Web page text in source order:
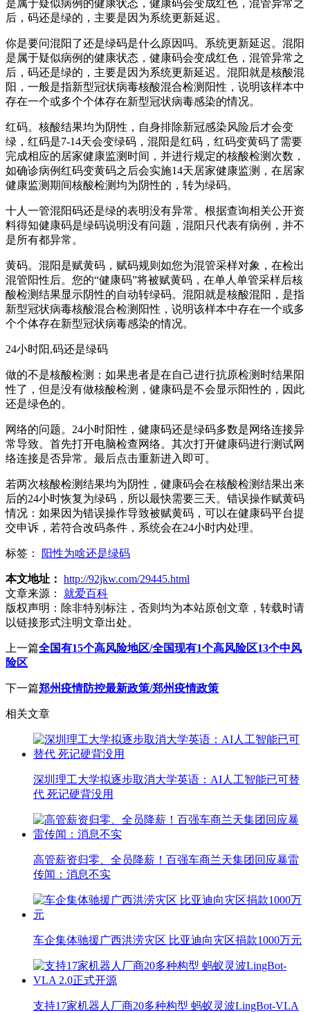
是属于疑似病例的健康状态，健康码会变成红色，混管异常之
后，码还是绿的，主要是因为系统更新延迟。
你是要问混阳了还是绿码是什么原因吗。系统更新延迟。混阳
是属于疑似病例的健康状态，健康码会变成红色，混管异常之
后，码还是绿的，主要是因为系统更新延迟。混阳就是核酸混
阳，一般是指新型冠状病毒核酸混合检测阳性，说明该样本中
存在一个或多个个体存在新型冠状病毒感染的情况。
红码。核酸结果均为阴性，自身排除新冠感染风险后才会变
绿，红码是7-14天会变绿码，混阳是红码，红码变黄码了需要
完成相应的居家健康监测时间，并进行规定的核酸检测次数，
如确诊病例红码变黄码之后会实施14天居家健康监测，在居家
健康监测期间核酸检测均为阴性的，转为绿码。
十人一管混阳码还是绿的表明没有异常。根据查询相关公开资
料得知健康码是绿码说明没有问题，混阳只代表有病例，并不
是所有都异常。
黄码。混阳是赋黄码，赋码规则如您为混管采样对象，在检出
混管阳性后。您的“健康码”将被赋黄码，在单人单管采样后核
酸检测结果显示阴性的自动转绿码。混阳就是核酸混阳，是指
新型冠状病毒核酸混合检测阳性，说明该样本中存在一个或多
个个体存在新型冠状病毒感染的情况。
24小时阳,码还是绿码
做的不是核酸检测：如果患者是在自己进行抗原检测时结果阳
性了，但是没有做核酸检测，健康码是不会显示阳性的，因此
还是绿色的。
网络的问题。24小时阳性，健康码还是绿码多数是网络连接异
常导致。首先打开电脑检查网络。其次打开健康码进行测试网
络连接是否异常。最后点击重新进入即可。
若两次核酸检测结果均为阴性，健康码会在核酸检测结果出来
后的24小时恢复为绿码，所以最快需要三天。错误操作赋黄码
情况：如果因为错误操作导致被赋黄码，可以在健康码平台提
交申诉，若符合改码条件，系统会在24小时内处理。
标签： 阳性为啥还是绿码
本文地址： http://92jkw.com/29445.html
文章来源：
就爱百科
版权声明： 除非特别标注，否则均为本站原创文章，转载时请
以链接形式注明文章出处。
上一篇全国有15个高风险地区/全国现有1个高风险区13个中风
险区
下一篇郑州疫情防控最新政策/郑州疫情政策
相关文章
深圳理工大学拟逐步取消大学英语：AI人工智能已可替
代 死记硬背没用
高管薪资归零、全员降薪！百强车商兰天集团回应暴雷
传闻：消息不实
车企集体驰援广西洪涝灾区 比亚迪向灾区捐款1000万元
支持17家机器人厂商20多种构型 蚂蚁灵波LingBot-VLA